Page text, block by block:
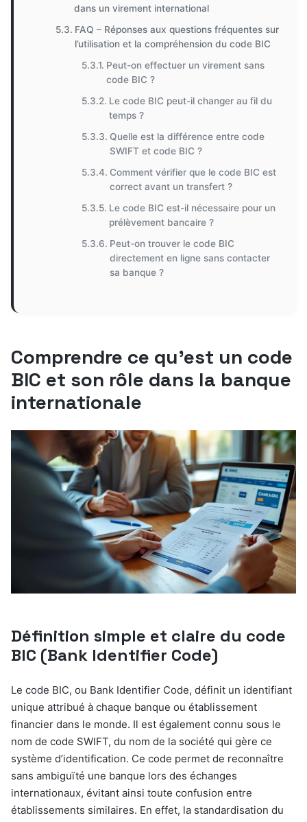
dans un virement international
FAQ – Réponses aux questions fréquentes sur
l’utilisation et la compréhension du code BIC
Peut-on effectuer un virement sans
code BIC ?
Le code BIC peut-il changer au fil du
temps ?
Quelle est la différence entre code
SWIFT et code BIC ?
Comment vérifier que le code BIC est
correct avant un transfert ?
Le code BIC est-il nécessaire pour un
prélèvement bancaire ?
Peut-on trouver le code BIC
directement en ligne sans contacter
sa banque ?
Comprendre ce qu’est un code
BIC et son rôle dans la banque
internationale
Définition simple et claire du code
BIC (Bank Identifier Code)
Le code BIC, ou Bank Identifier Code, définit un identifiant
unique attribué à chaque banque ou établissement
financier dans le monde. Il est également connu sous le
nom de code SWIFT, du nom de la société qui gère ce
système d’identification. Ce code permet de reconnaître
sans ambiguïté une banque lors des échanges
internationaux, évitant ainsi toute confusion entre
établissements similaires. En effet, la standardisation du